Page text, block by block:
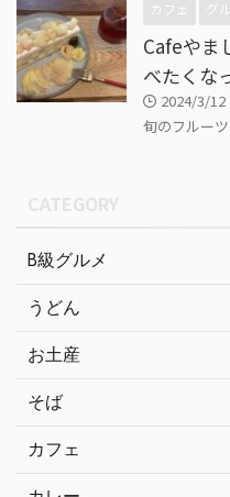
カフェ グ
Cafeやま
べたくな
2024/3/12
旬のフルー
B級グルメ
うどん
お土産
そば
カフェ